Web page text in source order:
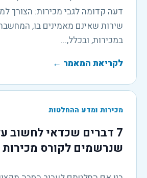
דעה קדומה לגבי מכירות: הצורך
שירות שאינם מאמינים בו,
במכירות, ובכלל,...
לקריאת המאמר ←
מכירות ומדע ההחלטות
7 דברים שכדאי לחשוב
שנרשמים לקורס מכירות